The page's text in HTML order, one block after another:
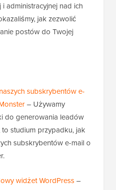
administracyjnej nad ich
jak zezwolić
postów do Twojej
subskrybentów e-
– Używamy
do generowania leadów
to studium przypadku, jak
subskrybentów e-mail o
widżet WordPress–